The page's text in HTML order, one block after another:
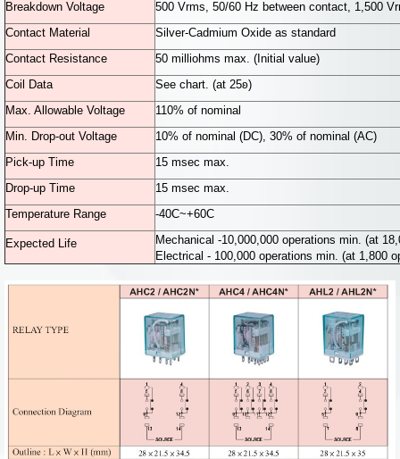
Breakdown Voltage
500 Vrms, 50/60 Hz between contact, 1,500
Contact Material
Silver-Cadmium Oxide as standard
Contact Resistance
50 milliohms max. (Initial value)
Coil Data
See chart. (at 25ʚ)
Max. Allowable Voltage
110% of nominal
Min. Drop-out Voltage
10% of nominal (DC), 30% of nominal (AC)
Pick-up Time
15 msec max.
Drop-up Time
15 msec max.
Temperature Range
-40C~+60C
Expected Life
Mechanical -10,000,000 operations min. (at
Electrical - 100,000 operations min. (at 1,800